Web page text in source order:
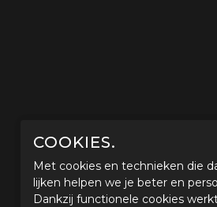
COOKIES.
Met cookies en technieken die
lijken helpen we je beter en
Dankzij functionele cookies